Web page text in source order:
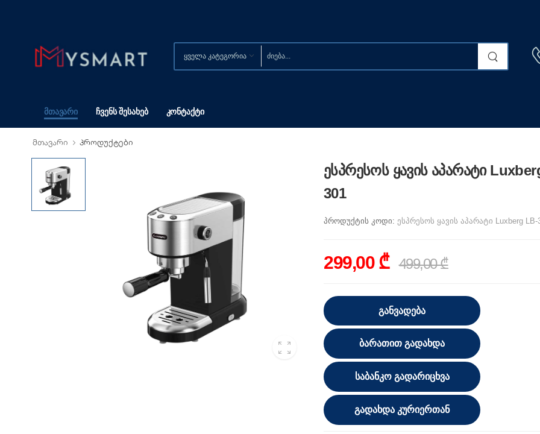
Მთავარი Ჩვენს Შესახებ Კონტაქტი
მთავარი პროდუქტები
ესპრესოს ყავის აპარატი
301
პროდუქტის კოდი: ესპრესოს ყავის აპარატი Luxberg LB-
299,00 ₾ 499,00 ₾
ᲒᲐᲜᲕᲐᲓᲔᲑᲐ
ᲑᲐᲠᲐᲗᲘᲗ ᲒᲐᲓᲐᲮᲓᲐ
ᲡᲐᲑᲐᲜᲙᲝ ᲒᲐᲓᲐᲠᲘᲪᲮᲕᲐ
ᲒᲐᲓᲐᲮᲓᲐ ᲙᲣᲠᲘᲔᲠᲗᲐᲜ